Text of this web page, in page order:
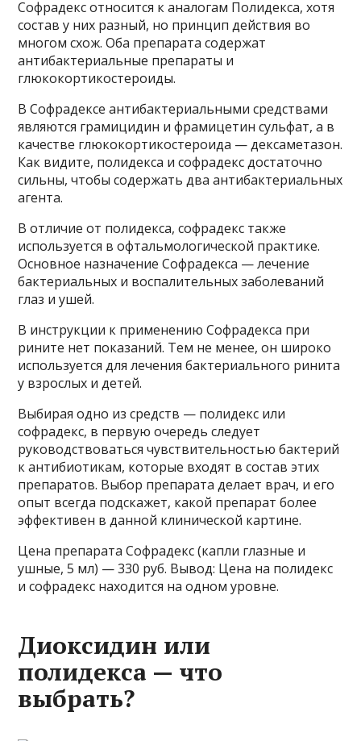
Софрадекс относится к аналогам Полидекса, хотя
состав у них разный, но принцип действия во
многом схож. Оба препарата содержат
антибактериальные препараты и
глюкокортикостероиды.
В Софрадексе антибактериальными средствами
являются грамицидин и фрамицетин сульфат, а в
качестве глюкокортикостероида — дексаметазон.
Как видите, полидекса и софрадекс достаточно
сильны, чтобы содержать два антибактериальных
агента.
В отличие от полидекса, софрадекс также
используется в офтальмологической практике.
Основное назначение Софрадекса — лечение
бактериальных и воспалительных заболеваний
глаз и ушей.
В инструкции к применению Софрадекса при
рините нет показаний. Тем не менее, он широко
используется для лечения бактериального ринита
у взрослых и детей.
Выбирая одно из средств — полидекс или
софрадекс, в первую очередь следует
руководствоваться чувствительностью бактерий
к антибиотикам, которые входят в состав этих
препаратов. Выбор препарата делает врач, и его
опыт всегда подскажет, какой препарат более
эффективен в данной клинической картине.
Цена препарата Софрадекс (капли глазные и
ушные, 5 мл) — 330 руб. Вывод: Цена на полидекс
и софрадекс находится на одном уровне.
Диоксидин или
полидекса — что
выбрать?